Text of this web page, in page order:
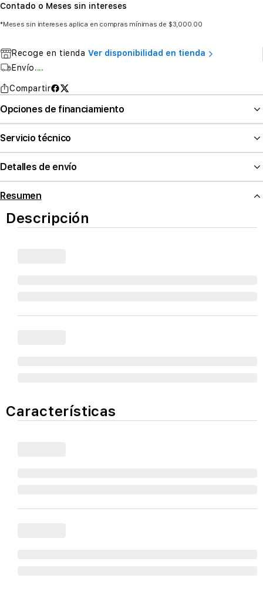
Contado o Meses sin intereses
*Meses sin intereses aplica en compras mínimas de $3,000.00
Recoge en tienda Ver disponibilidad en tienda
Envío....
Compartir
Opciones de financiamiento
Servicio técnico
Detalles de envío
Resumen
Descripción
Características